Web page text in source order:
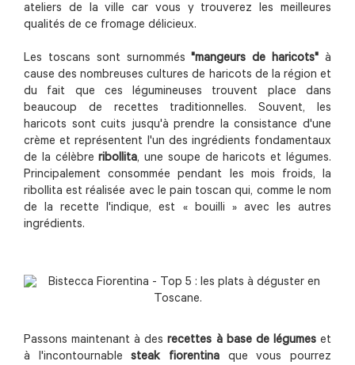
ateliers de la ville car vous y trouverez les meilleures
qualités de ce fromage délicieux.
Les toscans sont surnommés"mangeurs de haricots" à
cause des nombreuses cultures de haricots de la région et
du fait que ces légumineuses trouvent place dans
beaucoup de recettes traditionnelles. Souvent, les
haricots sont cuits jusqu'à prendre la consistance d'une
crème et représentent l'un des ingrédients fondamentaux
de la célèbreribollita, une soupe de haricots et légumes.
Principalement consommée pendant les mois froids, la
ribollita est réalisée avec le pain toscan qui, comme le nom
de la recette l'indique, est « bouilli » avec les autres
ingrédients.
Passons maintenant à desrecettes à base de légumeset
à l'incontournable steak fiorentina que vous pourrez